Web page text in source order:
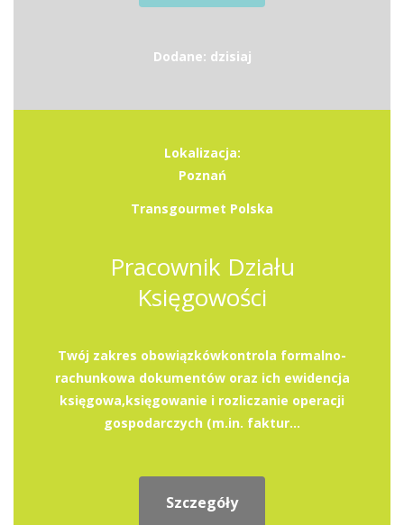
Dodane: dzisiaj
Lokalizacja:
Poznań
Transgourmet Polska
Pracownik Działu
Księgowości
Twój zakres obowiązkówkontrola formalno-
rachunkowa dokumentów oraz ich ewidencja
księgowa,księgowanie i rozliczanie operacji
gospodarczych (m.in. faktur...
Szczegóły